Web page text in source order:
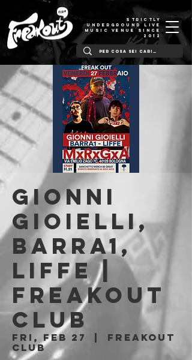
STRICTLY
UNDERGROUND LIVE
MUSIC VENUE SINCE
2012
Gionni
Gioielli,
Barra1,
Liffe |
Freakout
Club
Fri, Feb 27
Freakout
Club